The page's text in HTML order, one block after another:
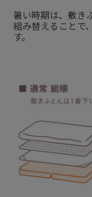
暑い時期は、敷き
組み替えることで
す。